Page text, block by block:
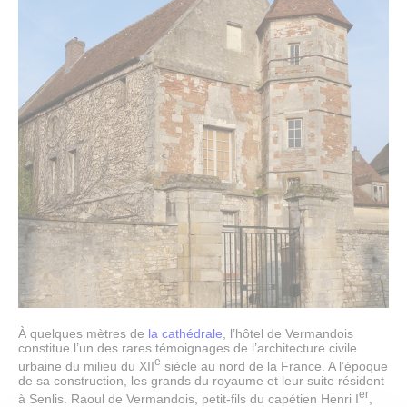
AU PROGRAMME
Expositions
Expositions en cours
Expositions passées
Papiers sensibles
L’objet de la saison
Activités
Jeune public
Publics
Scolaires, centres de loisirs
Groupes
Abonnés des musées
Tout l'agenda
COLLECTIONS
Explorer les collections
Dossiers thématiques
Bibliothèques et documentation
Œuvres commentées (musée d’Art et d’Archéologie)
Œuvres commentées (musée de la Vénerie)
Publications
À quelques mètres de la cathédrale , l’hôtel de Vermandois
constitue l’un des rares témoignages de l’architecture civile
urbaine du milieu du XIIe siècle au nord de la France. A l’époque
de sa construction, les grands du royaume et leur suite résident
à Senlis. Raoul de Vermandois, petit-fils du capétien Henri Ier